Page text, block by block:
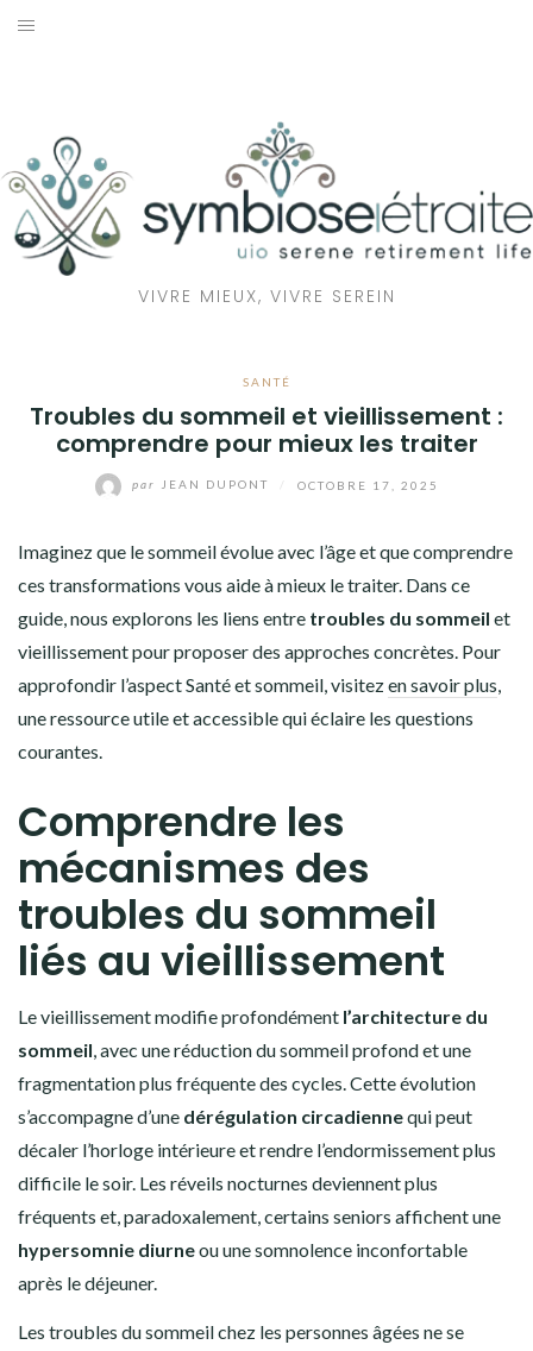
Aller
VIVRE MIEUX, VIVRE SEREIN
SANTÉ
Troubles du sommeil et vieillissement :
comprendre pour mieux les traiter
par JEAN DUPONT OCTOBRE 17, 2025
Imaginez que le sommeil évolue avec l’âge et que comprendre
ces transformations vous aide à mieux le traiter. Dans ce
guide, nous explorons les liens entre troubles du sommeil et
vieillissement pour proposer des approches concrètes. Pour
approfondir l’aspect Santé et sommeil, visitezen savoir plus,
une ressource utile et accessible qui éclaire les questions
courantes.
Comprendre les
mécanismes des
troubles du sommeil
liés au vieillissement
Le vieillissement modifie profondément l’architecture du
sommeil, avec une réduction du sommeil profond et une
fragmentation plus fréquente des cycles. Cette évolution
s’accompagne d’une dérégulation circadiennequi peut
décaler l’horloge intérieure et rendre l’endormissement plus
difficile le soir. Les réveils nocturnes deviennent plus
fréquents et, paradoxalement, certains seniors affichent une
hypersomnie diurneou une somnolence inconfortable
après le déjeuner.
Les troubles du sommeil chez les personnes âgées ne se
SANTÉ
MAISON